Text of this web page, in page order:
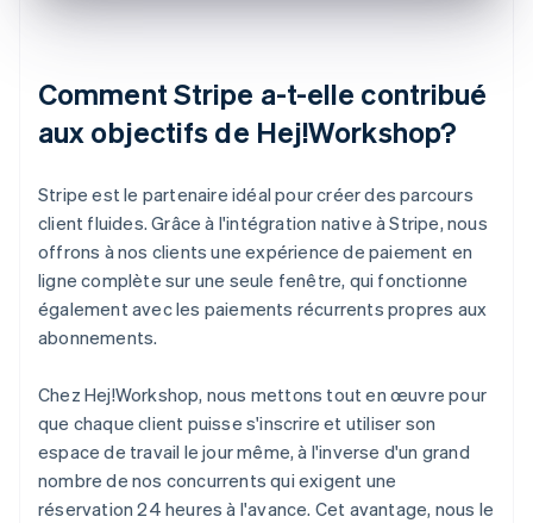
Comment Stripe a-t-elle contribué
aux objectifs de Hej!Workshop?
Stripe est le partenaire idéal pour créer des parcours
client fluides. Grâce à l'intégration native à Stripe, nous
offrons à nos clients une expérience de paiement en
ligne complète sur une seule fenêtre, qui fonctionne
également avec les paiements récurrents propres aux
abonnements.
Chez Hej!Workshop, nous mettons tout en œuvre pour
que chaque client puisse s'inscrire et utiliser son
espace de travail le jour même, à l'inverse d'un grand
nombre de nos concurrents qui exigent une
réservation 24 heures à l'avance. Cet avantage, nous le